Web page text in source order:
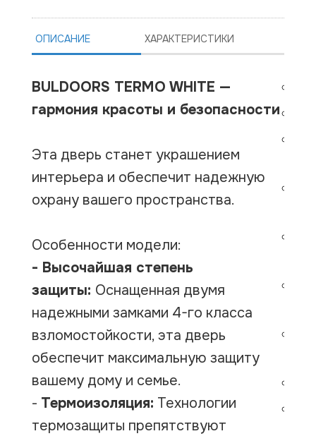
ОПИСАНИЕ ХАРАКТЕРИСТИКИ
BULDOORS TERMO WHITE —
гармония красоты и безопасности
Эта дверь станет украшением
интерьера и обеспечит надежную
охрану вашего пространства.
Особенности модели:
- Высочайшая степень
защиты: Оснащенная двумя
надежными замками 4-го класса
взломостойкости, эта дверь
обеспечит максимальную защиту
вашему дому и семье.
- Термоизоляция: Технологии
термозащиты препятствуют